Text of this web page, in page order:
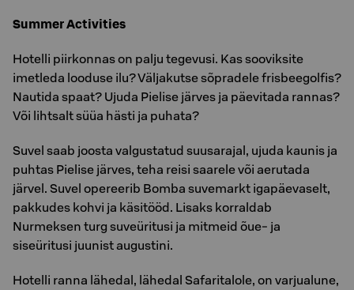
Summer Activities
Hotelli piirkonnas on palju tegevusi. Kas sooviksite
imetleda looduse ilu? Väljakutse sõpradele frisbeegolfis?
Nautida spaat? Ujuda Pielise järves ja päevitada rannas?
Või lihtsalt süüa hästi ja puhata?
Suvel saab joosta valgustatud suusarajal, ujuda kaunis ja
puhtas Pielise järves, teha reisi saarele või aerutada
järvel. Suvel opereerib Bomba suvemarkt igapäevaselt,
pakkudes kohvi ja käsitööd. Lisaks korraldab
Nurmeksen turg suveüritusi ja mitmeid õue- ja
siseüritusi juunist augustini.
Hotelli ranna lähedal, lähedal Safaritalole, on varjualune,